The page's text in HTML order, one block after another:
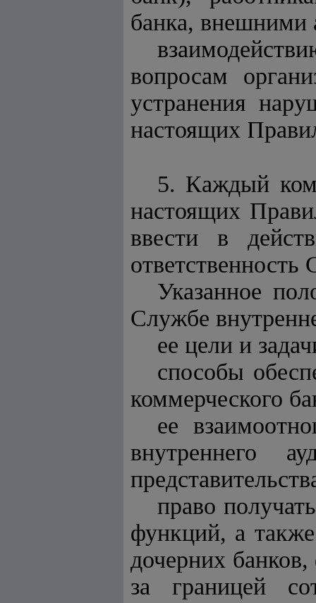
банка, внешними
вопросам
устранения
настоящих
5. Каждый
настоящих
ввести в
Указанное
Службе
ее цели и
способы
коммерческого
ее
внутреннего
право
функций, а также
дочерних
за границей